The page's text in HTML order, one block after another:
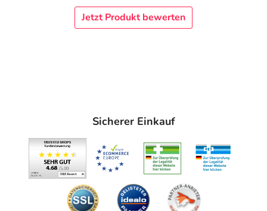
Jetzt Produkt bewerten
Sicherer Einkauf